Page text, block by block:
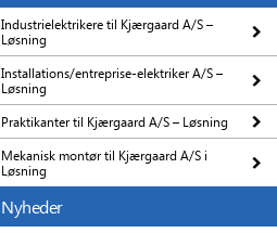
Industrielektrikere til Kjærgaard A/S –
Løsning
Installations/entreprise-elektriker A/S –
Løsning
Praktikanter til Kjærgaard A/S – Løsning
Mekanisk montør til Kjærgaard A/S i
Løsning
Nyheder